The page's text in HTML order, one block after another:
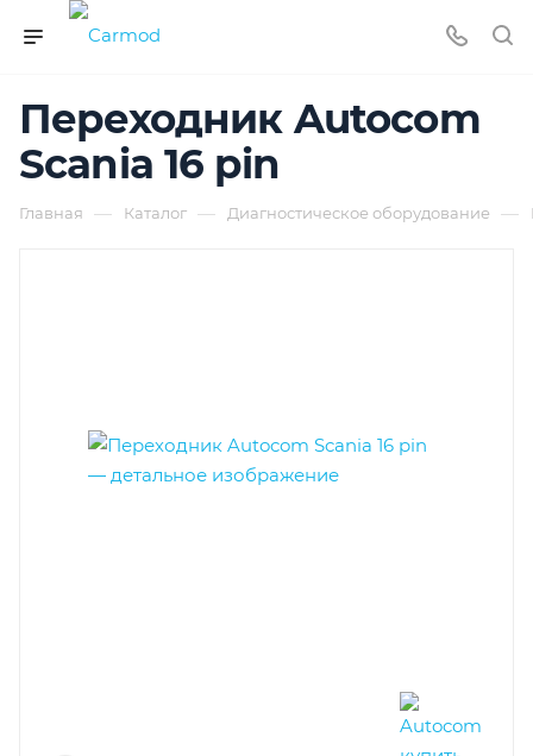
Переходник Autocom
Scania 16 pin
Главная — Каталог — Диагностическое оборудование —